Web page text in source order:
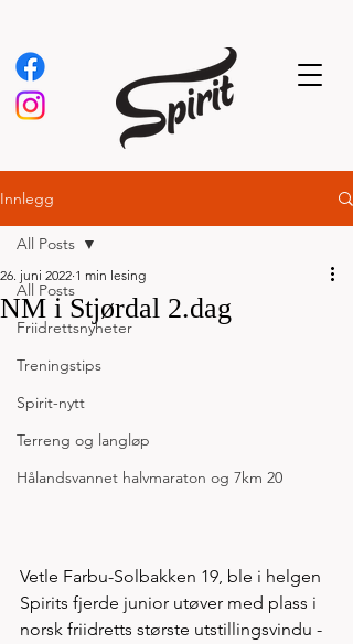
Innlegg
All Posts
Friidrettsnyheter
Treningstips
Spirit-nytt
Terreng og langløp
Hålandsvannet halvmaraton og 7km 20
All Posts
NM i Stjørdal 2.dag
26. juni 2022 1 min lesing
Vetle Farbu-Solbakken 19, ble i helgen
Spirits fjerde junior utøver med plass i
norsk friidretts største utstillingsvindu -